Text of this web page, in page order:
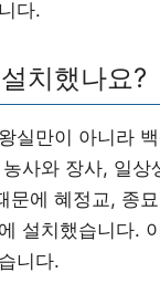
다.
치했나요?
실만이 아니라
사와 장사, 일상
문에 혜정교, 종
설치했습니다.
니다.